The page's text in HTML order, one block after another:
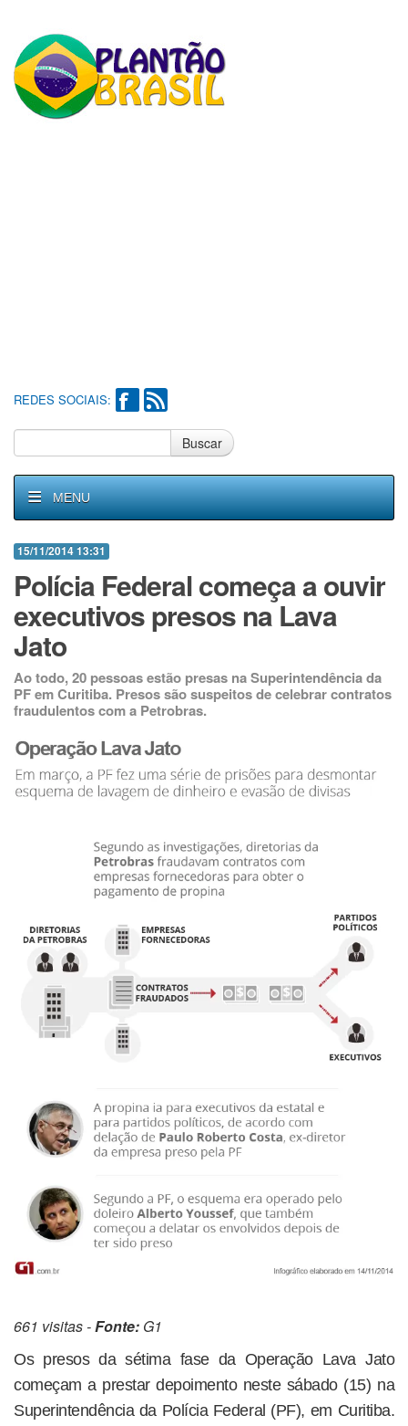
REDES SOCIAIS:
Buscar
MENU
15/11/2014 13:31
Polícia Federal começa a ouvir
executivos presos na Lava
Jato
Ao todo, 20 pessoas estão presas na Superintendência da
PF em Curitiba. Presos são suspeitos de celebrar contratos
fraudulentos com a Petrobras.
661 visitas -Fonte: G1
Os presos da sétima fase da Operação Lava Jato
começam a prestar depoimento neste sábado (15) na
Superintendência da Polícia Federal (PF), em Curitiba.